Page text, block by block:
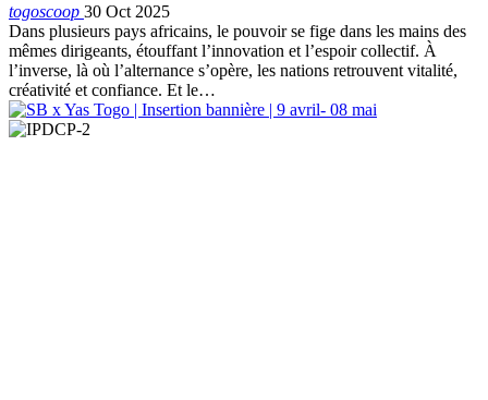
togoscoop 30 Oct 2025
Dans plusieurs pays africains, le pouvoir se fige dans les mains des
mêmes dirigeants, étouffant l’innovation et l’espoir collectif. À
l’inverse, là où l’alternance s’opère, les nations retrouvent vitalité,
créativité et confiance. Et le…